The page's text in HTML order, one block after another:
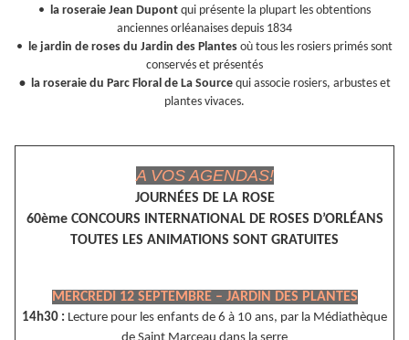
•
la roseraie Jean Dupont qui présente la plupart les obtentions
anciennes orléanaises depuis 1834
• le jardin de roses du Jardin des Plantes où tous les rosiers primés sont
conservés et présentés
• la roseraie du Parc Floral de La Sourcequi associe rosiers, arbustes et
plantes vivaces.
A VOS AGENDAS!
JOURNÉES DE LA ROSE
60ème CONCOURS INTERNATIONAL DE ROSES D’ORLÉANS
TOUTES LES ANIMATIONS SONT GRATUITES
MERCREDI 12 SEPTEMBRE – JARDIN DES PLANTES
14h30 : Lecture pour les enfants de 6 à 10 ans, par la Médiathèque